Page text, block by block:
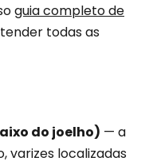
guia completo de
todas as
do joelho) — a
varizes localizadas